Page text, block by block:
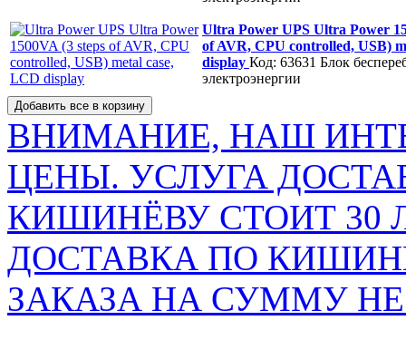
Ultra Power UPS Ultra Power
of AVR, CPU controlled, USB)
display Код: 63631 Блок
электроэнергии
ВНИМАНИЕ, НАШ
ЦЕНЫ. УСЛУГА
КИШИНЁВУ СТОИТ 30
ДОСТАВКА ПО
ЗАКАЗА НА СУММУ НЕ